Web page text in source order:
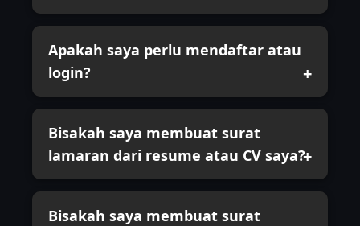
Apakah saya perlu mendaftar atau
login?
Bisakah saya membuat surat
lamaran dari resume atau CV saya?
Bisakah saya membuat surat